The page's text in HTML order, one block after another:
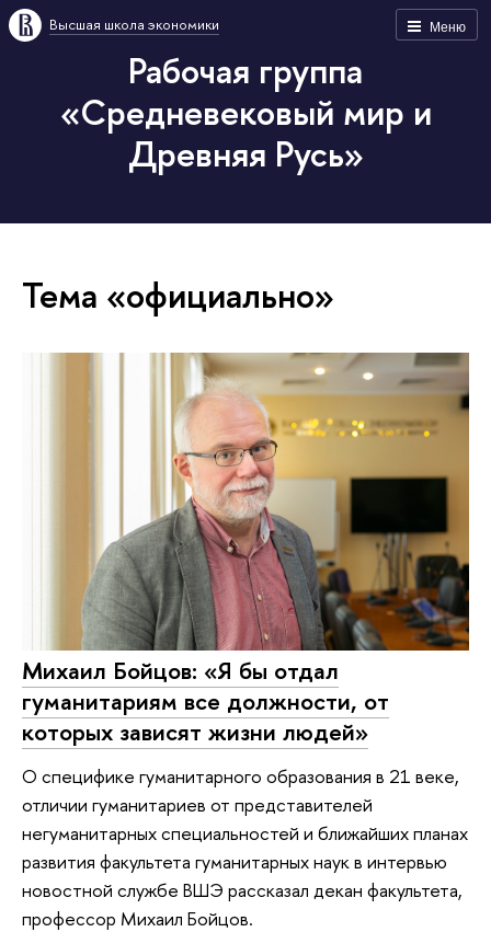
Меню
Высшая школа экономики
Рабочая группа
«Средневековый мир и
Древняя Русь»
Тема «официально»
Михаил Бойцов: «Я бы отдал
гуманитариям все должности, от
которых зависят жизни людей»
О специфике гуманитарного образования в 21 веке,
отличии гуманитариев от представителей
негуманитарных специальностей и ближайших планах
развития факультета гуманитарных наук в интервью
новостной службе ВШЭ рассказал декан факультета,
профессор Михаил Бойцов.